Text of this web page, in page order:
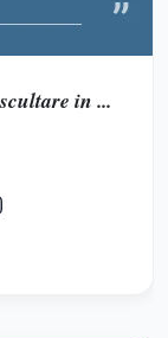
in ...